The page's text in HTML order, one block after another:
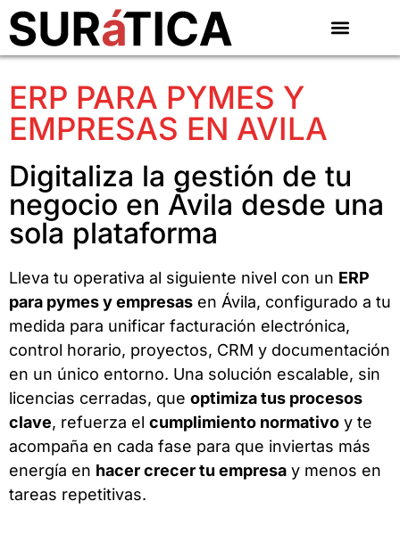
ERP PARA PYMES Y
EMPRESAS EN AVILA
Digitaliza la gestión de tu
negocio en Ávila desde una
sola plataforma
Lleva tu operativa al siguiente nivel con un ERP
para pymes y empresas en Ávila, configurado a tu
medida para unificar facturación electrónica,
control horario, proyectos, CRM y documentación
en un único entorno. Una solución escalable, sin
licencias cerradas, que optimiza tus procesos
clave, refuerza el cumplimiento normativo y te
acompaña en cada fase para que inviertas más
energía en hacer crecer tu empresa y menos en
tareas repetitivas.